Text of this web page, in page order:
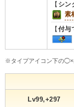
【 シン
素
【 付与
※タイプアイコン下の◯×
Lv99,+297